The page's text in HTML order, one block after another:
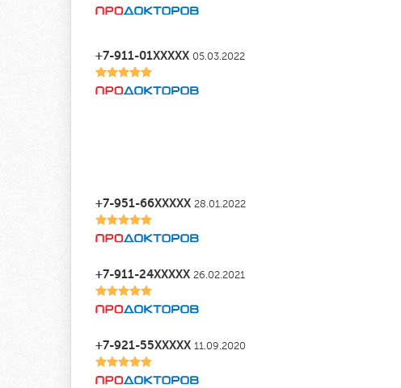
+7-911-01XXXXX 05.03.2022
+7-951-66XXXXX 28.01.2022
+7-911-24XXXXX 26.02.2021
+7-921-55XXXXX 11.09.2020